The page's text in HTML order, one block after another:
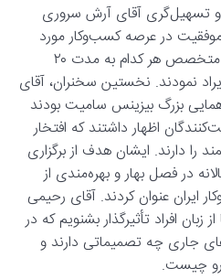
و تسهیل‌گری آقای آرش سروری
در عرصه کسب‌وکار مورد
بحث و بررسی قرار گرفت و ۱۳ متخصص هر کدام به مدت ۲۰
نمودند. نخستین سخنران، آقای
بزرگ بیزینس سامیت بودند
اظهار داشتند که افتخار
را دارند. ایشان هدف از برگزاری
در فصل بهار و بهره‌مندی از
ایران عنوان کردند. آقای رحیمی
افراد تأثیرگذار بشنویم که در
جاری چه تصمیماتی دارند و
رو چیست.